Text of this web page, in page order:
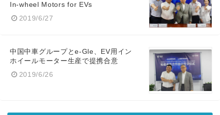
In-wheel Motors for EVs
2019/6/27
中国中車グループとe-Gle、EV用イン
ホイールモーター生産で提携合意
2019/6/26